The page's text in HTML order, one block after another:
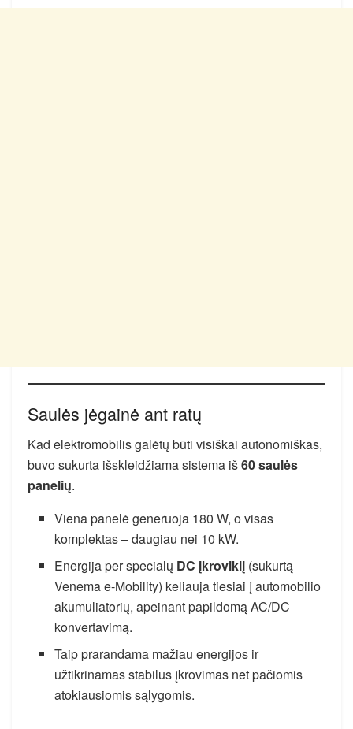
Saulės jėgainė ant ratų
Kad elektromobilis galėtų būti visiškai autonomiškas,
buvo sukurta išskleidžiama sistema iš60 saulės
panelių.
Viena panelė generuoja 180 W, o visas
komplektas – daugiau nei 10 kW.
Energija per specialų DC įkroviklį (sukurtą
Venema e-Mobility) keliauja tiesiai į automobilio
akumuliatorių, apeinant papildomą AC/DC
konvertavimą.
Taip prarandama mažiau energijos ir
užtikrinamas stabilus įkrovimas net pačiomis
atokiausiomis sąlygomis.